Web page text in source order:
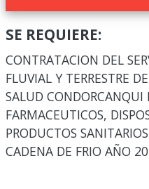
SE REQUIERE:
CONTRATACION DEL
FLUVIAL Y TERRESTRE
SALUD CONDORCANQUI
FARMACEUTICOS,
PRODUCTOS
CADENA DE FRIO AÑO